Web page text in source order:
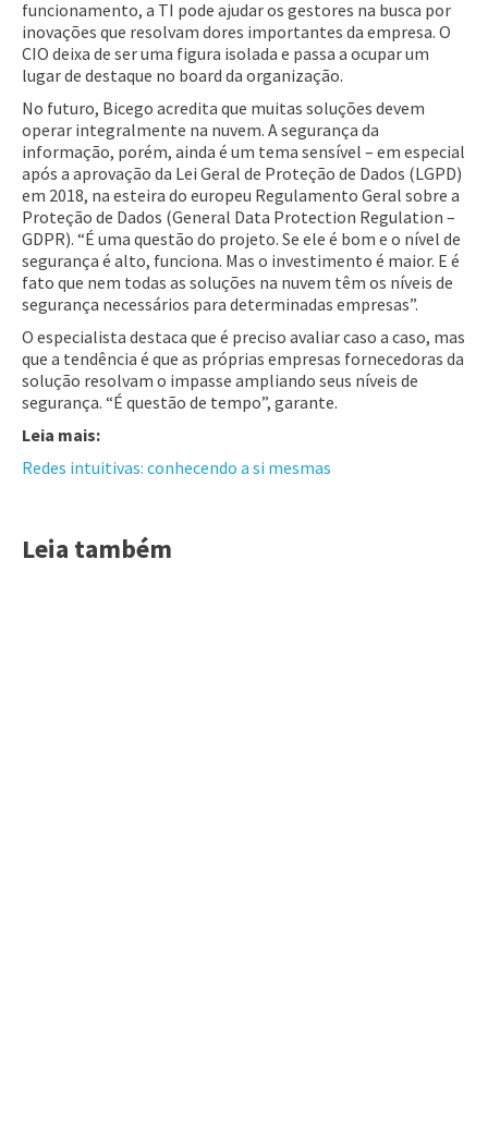
funcionamento, a TI pode ajudar os gestores na busca por
inovações que resolvam dores importantes da empresa. O
CIO deixa de ser uma figura isolada e passa a ocupar um
lugar de destaque no board da organização.
No futuro, Bicego acredita que muitas soluções devem
operar integralmente na nuvem. A segurança da
informação, porém, ainda é um tema sensível – em especial
após a aprovação da Lei Geral de Proteção de Dados (LGPD)
em 2018, na esteira do europeu Regulamento Geral sobre a
Proteção de Dados (General Data Protection Regulation –
GDPR). “É uma questão do projeto. Se ele é bom e o nível de
segurança é alto, funciona. Mas o investimento é maior. E é
fato que nem todas as soluções na nuvem têm os níveis de
segurança necessários para determinadas empresas”.
O especialista destaca que é preciso avaliar caso a caso, mas
que a tendência é que as próprias empresas fornecedoras da
solução resolvam o impasse ampliando seus níveis de
segurança. “É questão de tempo”, garante.
Leia mais:
Redes intuitivas: conhecendo a si mesmas
Leia também